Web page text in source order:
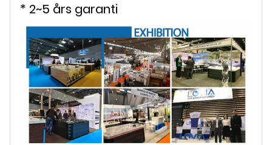
* 2~5 års garanti